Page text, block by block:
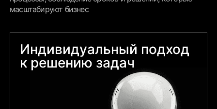
масштабируют бизнес
Индивидуальный подход
к решению задач